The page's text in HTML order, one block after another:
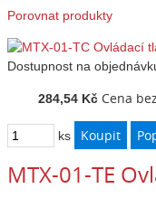
Porovnat produkty
Dostupnost na
284,54 Kč Cena
ks
MTX-01-TE